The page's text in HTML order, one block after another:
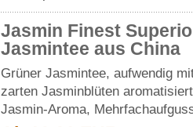
Jasmin Finest
Jasmintee aus China
Grüner Jasmintee, aufwendig
zarten Jasminblüten
Jasmin-Aroma,